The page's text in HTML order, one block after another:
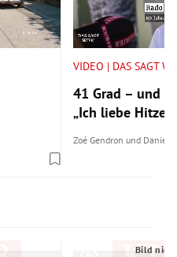
VIDEO | DAS SAGT
41 Grad – und
„Ich liebe Hitze.“
Zoé Gendron und Daniel
Bild